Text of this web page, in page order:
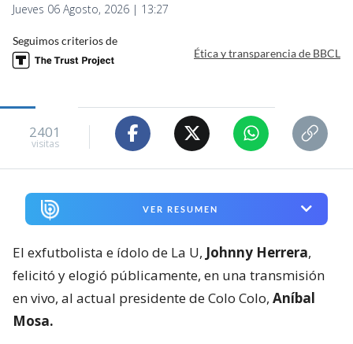
Jueves 06 Agosto, 2026 | 13:27
Seguimos criterios de
Ética y transparencia de BBCL
2401
visitas
VER RESUMEN
El exfutbolista e ídolo de La U, Johnny Herrera,
felicitó y elogió públicamente, en una transmisión
en vivo, al actual presidente de Colo Colo, Aníbal
Mosa.